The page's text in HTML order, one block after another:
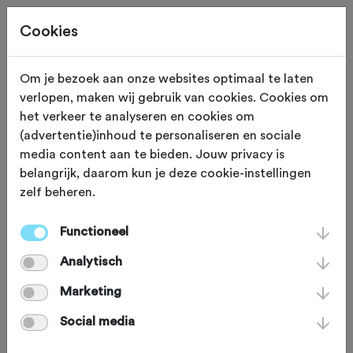
Beoordeling toevoegen voor:
Hel van de Wieringermeer 2024 -
22-9-2024
Je beoordeling helpt andere sportieve fietsers op
weg. Bedankt!
Wat vond je van deze toertocht?
Cookies
Om je bezoek aan onze websites optimaal te laten
verlopen, maken wij gebruik van cookies. Cookies om
het verkeer te analyseren en cookies om
(advertentie)inhoud te personaliseren en sociale
media content aan te bieden. Jouw privacy is
belangrijk, daarom kun je deze cookie-instellingen
zelf beheren.
Functioneel
Analytisch
Marketing
Social media